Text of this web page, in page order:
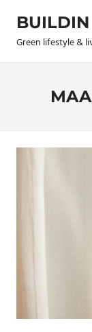
content
BUILDIN
Green lifestyle &